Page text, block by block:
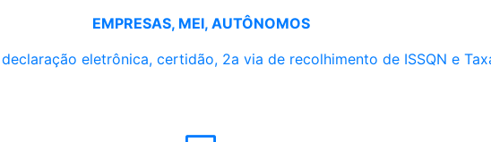
EMPRESAS, MEI, AUTÔNOMOS
eletrônica, certidão, 2a via de recolhimento de ISSQN e